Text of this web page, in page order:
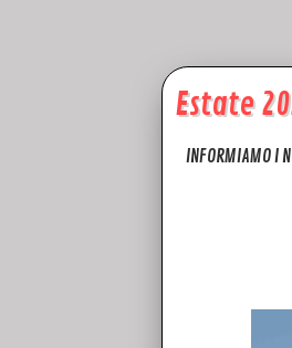
I momenti migliori meritano uno
Estate
INFORMIAMO I